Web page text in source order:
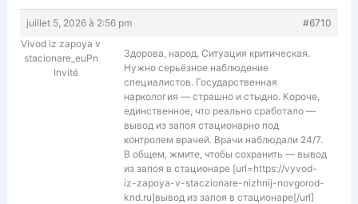
juillet 5, 2026 à 2:56 pm
#6710
Vivod iz zapoya v
stacionare_euPn
Invité
Здорова, народ. Ситуация критическая.
Нужно серьёзное наблюдение
специалистов. Государственная
наркология — страшно и стыдно. Короче,
единственное, что реально сработало —
вывод из запоя стационарно под
контролем врачей. Врачи наблюдали 24/7.
В общем, жмите, чтобы сохранить — вывод
из запоя в стационаре [url=https://vyvod-
iz-zapoya-v-staczionare-nizhnij-novgorod-
knd.ru]вывод из запоя в стационаре[/url]